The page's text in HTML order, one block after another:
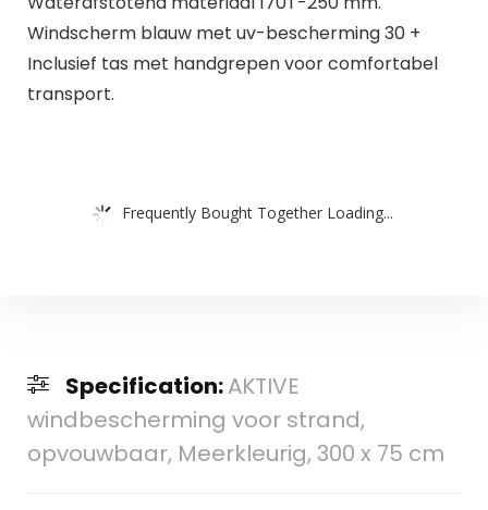
Windscherm blauw met uv-bescherming 30 +
Inclusief tas met handgrepen voor comfortabel
transport.
Frequently Bought Together Loading...
Specification:AKTIVE
windbescherming voor strand,
opvouwbaar, Meerkleurig, 300 x 75 cm